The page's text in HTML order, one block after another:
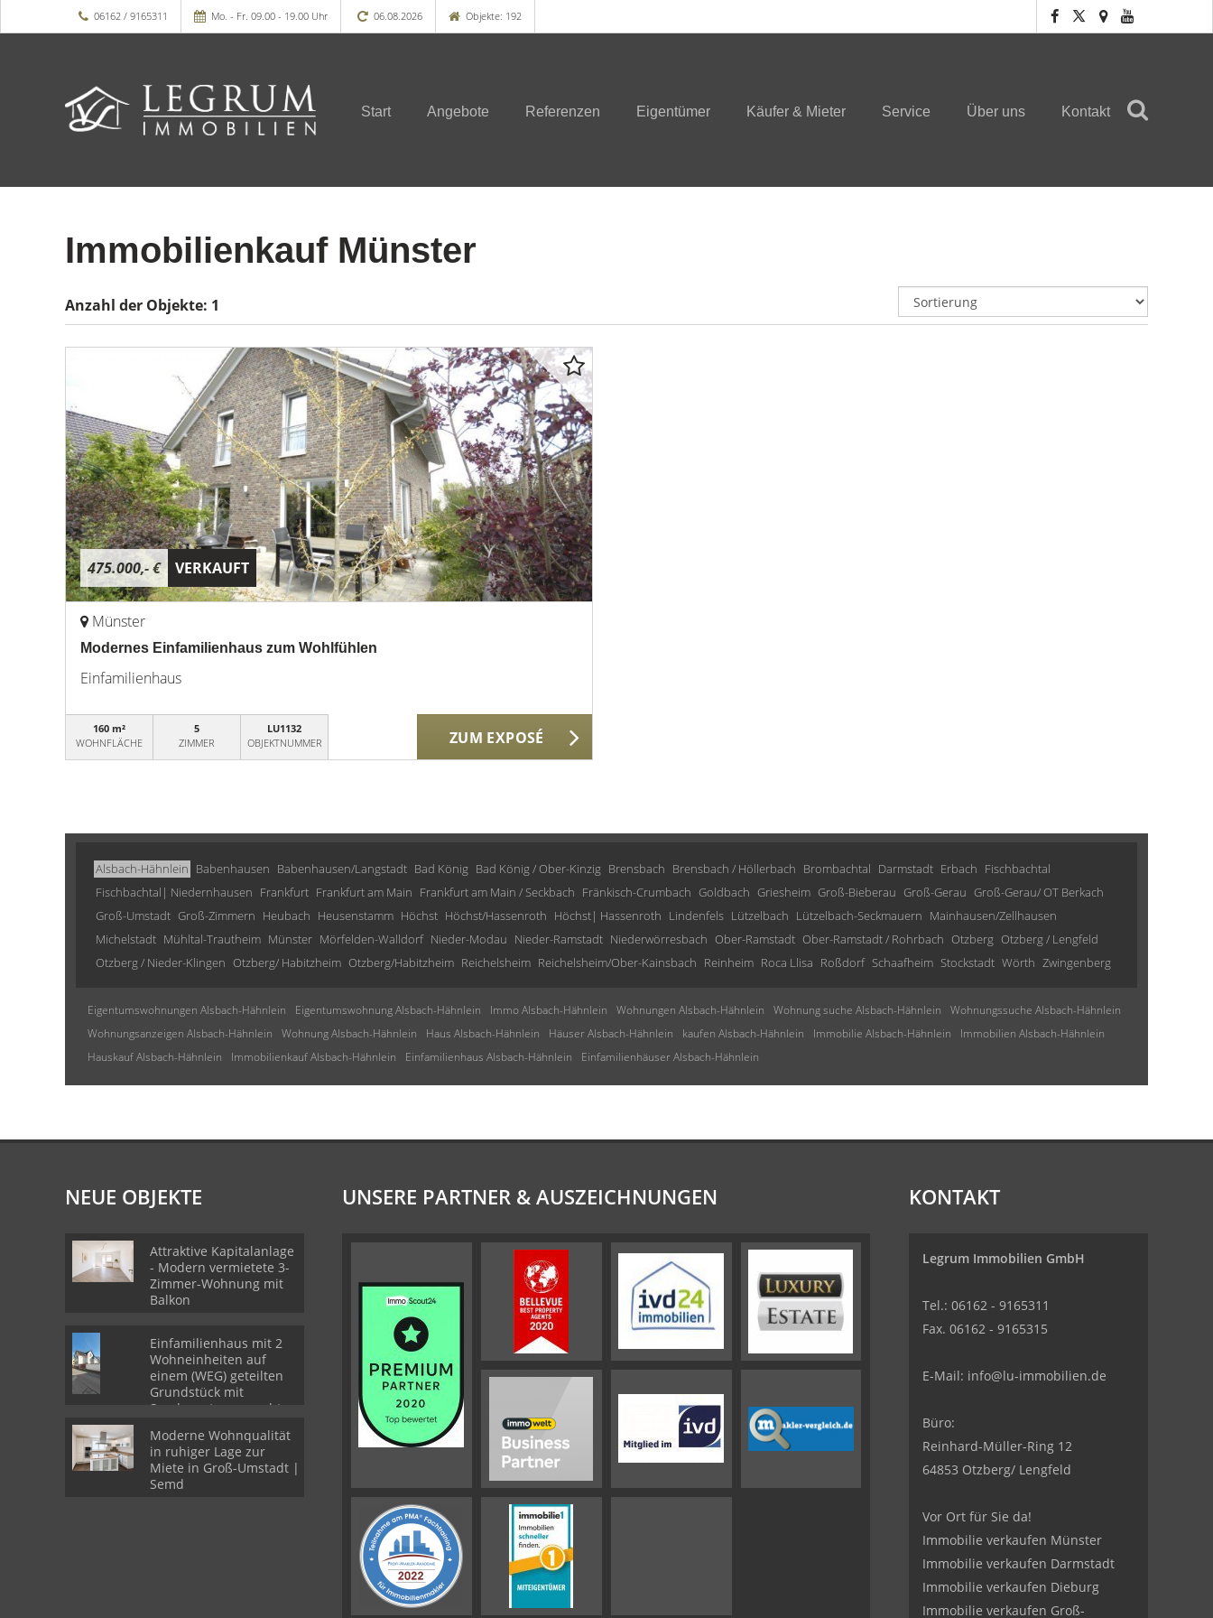
06162 / 9165311 Mo. - Fr. 09.00 - 19.00 Uhr 06.08.2026 Objekte: 192
Start Angebote Referenzen Eigentümer Käufer & Mieter Service Über uns Kontakt
Immobilienkauf Münster
Anzahl der Objekte: 1
475.000,- € VERKAUFT
Münster
Modernes Einfamilienhaus zum Wohlfühlen
Einfamilienhaus
160 m²
WOHNFLÄCHE
5
ZIMMER
LU1132
OBJEKTNUMMER
ZUM EXPOSÉ
Alsbach-Hähnlein Babenhausen Babenhausen/Langstadt Bad König Bad König / Ober-Kinzig Brensbach Brensbach / Höllerbach Brombachtal Darmstadt Erbach Fischbachtal
Fischbachtal| Niedernhausen Frankfurt Frankfurt am Main Frankfurt am Main / Seckbach Fränkisch-Crumbach Goldbach Griesheim Groß-Bieberau Groß-Gerau Groß-Gerau/ OT Berkach
Groß-Umstadt Groß-Zimmern Heubach Heusenstamm Höchst Höchst/Hassenroth Höchst| Hassenroth Lindenfels Lützelbach Lützelbach-Seckmauern Mainhausen/Zellhausen
Michelstadt Mühltal-Trautheim Münster Mörfelden-Walldorf Nieder-Modau Nieder-Ramstadt Niederwörresbach Ober-Ramstadt Ober-Ramstadt / Rohrbach Otzberg Otzberg / Lengfeld
Otzberg / Nieder-Klingen Otzberg/ Habitzheim Otzberg/Habitzheim Reichelsheim Reichelsheim/Ober-Kainsbach Reinheim Roca Llisa Roßdorf Schaafheim Stockstadt Wörth Zwingenberg
Eigentumswohnungen Alsbach-Hähnlein Eigentumswohnung Alsbach-Hähnlein Immo Alsbach-Hähnlein Wohnungen Alsbach-Hähnlein Wohnung suche Alsbach-Hähnlein
Wohnungssuche Alsbach-Hähnlein
Wohnungsanzeigen Alsbach-Hähnlein
Wohnung Alsbach-Hähnlein Haus Alsbach-Hähnlein Häuser Alsbach-Hähnlein kaufen Alsbach-Hähnlein Immobilie Alsbach-Hähnlein
Immobilien Alsbach-Hähnlein
Hauskauf Alsbach-Hähnlein
Immobilienkauf Alsbach-Hähnlein Einfamilienhaus Alsbach-Hähnlein Einfamilienhäuser Alsbach-Hähnlein
NEUE OBJEKTE
Attraktive Kapitalanlage
- Modern vermietete 3-
Zimmer-Wohnung mit
Balkon
Einfamilienhaus mit 2
Wohneinheiten auf
einem (WEG) geteilten
Grundstück mit
Sondernutzungsrechten
Moderne Wohnqualität
in ruhiger Lage zur
Miete in Groß-Umstadt |
Semd
UNSERE PARTNER & AUSZEICHNUNGEN KONTAKT
Legrum Immobilien GmbH
Tel.: 06162 - 9165311
Fax. 06162 - 9165315
E-Mail: info@lu-immobilien.de
Büro:
Reinhard-Müller-Ring 12
64853 Otzberg/ Lengfeld
Vor Ort für Sie da!
Immobilie verkaufen Münster
Immobilie verkaufen Darmstadt
Immobilie verkaufen Dieburg
Immobilie verkaufen Groß-